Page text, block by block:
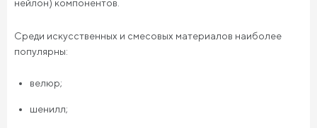
нейлон) компонентов.
Среди искусственных и смесовых материалов наиболее
популярны:
велюр;
шенилл;